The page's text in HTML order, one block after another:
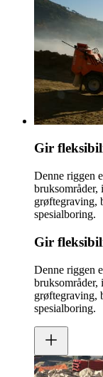
Gir
Denne riggen
grøftegraving,
spesialboring.
Gir
Denne riggen
grøftegraving,
spesialboring.